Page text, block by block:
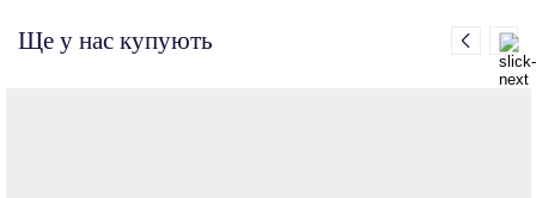
Ще у нас купують